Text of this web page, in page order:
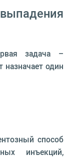
задача –
назначает один
способ
инъекций,